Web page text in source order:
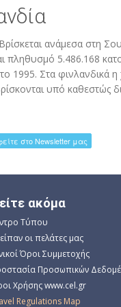
ανάμεσα στη
πληθυσμό 5.486.168
1995. Στα φινλανδικά
υπό καθεστώς
ακόμα
Τύπου
οι πελάτες μας
Όροι Συμμετοχής
Προσωπικών
Χρήσης www.cel.gr
Regulations Map